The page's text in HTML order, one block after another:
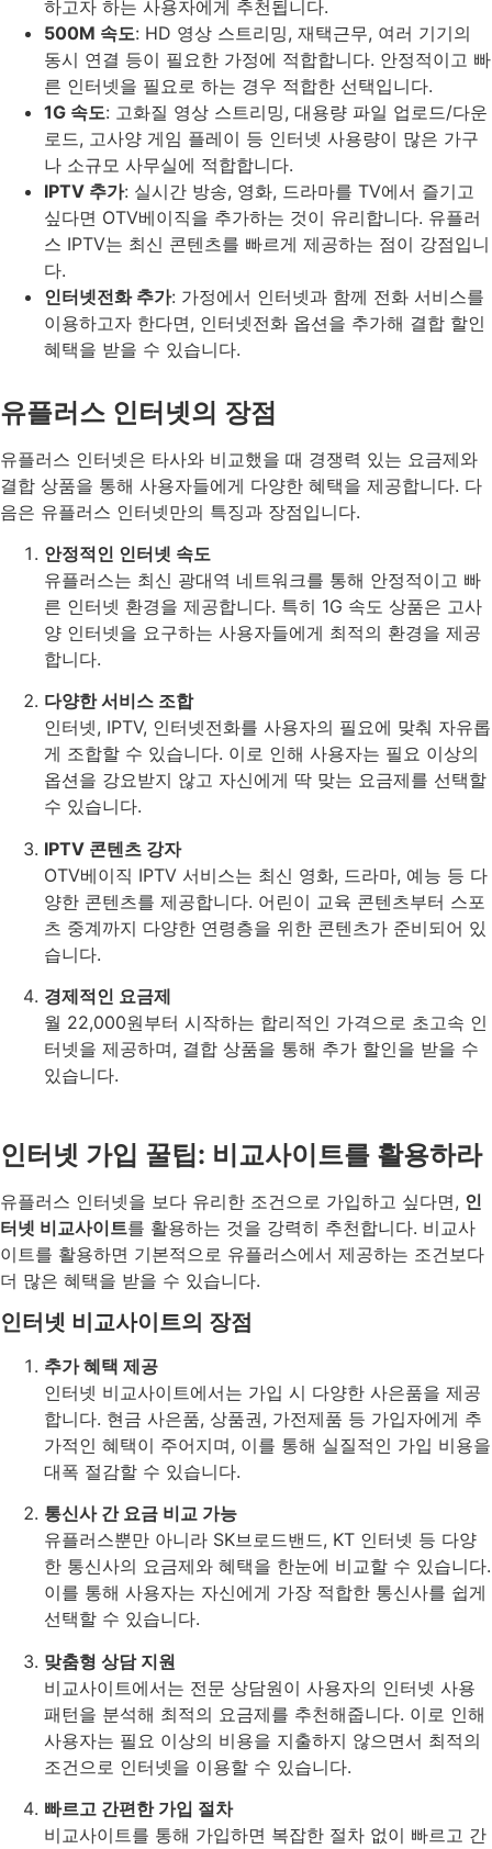
하고자 하는 사용자에게 추천됩니다.
500M 속도: HD 영상 스트리밍, 재택근무, 여러 기기의
동시 연결 등이 필요한 가정에 적합합니다. 안정적이고 빠
른 인터넷을 필요로 하는 경우 적합한 선택입니다.
1G 속도: 고화질 영상 스트리밍, 대용량 파일 업로드/다운
로드, 고사양 게임 플레이 등 인터넷 사용량이 많은 가구
나 소규모 사무실에 적합합니다.
IPTV 추가: 실시간 방송, 영화, 드라마를 TV에서 즐기고
싶다면 OTV베이직을 추가하는 것이 유리합니다. 유플러
스 IPTV는 최신 콘텐츠를 빠르게 제공하는 점이 강점입니
다.
인터넷전화 추가: 가정에서 인터넷과 함께 전화 서비스를
이용하고자 한다면, 인터넷전화 옵션을 추가해 결합 할인
혜택을 받을 수 있습니다.
유플러스 인터넷의 장점
유플러스 인터넷은 타사와 비교했을 때 경쟁력 있는 요금제와
결합 상품을 통해 사용자들에게 다양한 혜택을 제공합니다. 다
음은 유플러스 인터넷만의 특징과 장점입니다.
안정적인 인터넷 속도
유플러스는 최신 광대역 네트워크를 통해 안정적이고 빠
른 인터넷 환경을 제공합니다. 특히 1G 속도 상품은 고사
양 인터넷을 요구하는 사용자들에게 최적의 환경을 제공
합니다.
다양한 서비스 조합
인터넷, IPTV, 인터넷전화를 사용자의 필요에 맞춰 자유롭
게 조합할 수 있습니다. 이로 인해 사용자는 필요 이상의
옵션을 강요받지 않고 자신에게 딱 맞는 요금제를 선택할
수 있습니다.
IPTV 콘텐츠 강자
OTV베이직 IPTV 서비스는 최신 영화, 드라마, 예능 등 다
양한 콘텐츠를 제공합니다. 어린이 교육 콘텐츠부터 스포
츠 중계까지 다양한 연령층을 위한 콘텐츠가 준비되어 있
습니다.
경제적인 요금제
월 22,000원부터 시작하는 합리적인 가격으로 초고속 인
터넷을 제공하며, 결합 상품을 통해 추가 할인을 받을 수
있습니다.
인터넷 가입 꿀팁: 비교사이트를 활용하라
유플러스 인터넷을 보다 유리한 조건으로 가입하고 싶다면, 인
터넷 비교사이트를 활용하는 것을 강력히 추천합니다. 비교사
이트를 활용하면 기본적으로 유플러스에서 제공하는 조건보다
더 많은 혜택을 받을 수 있습니다.
인터넷 비교사이트의 장점
추가 혜택 제공
인터넷 비교사이트에서는 가입 시 다양한 사은품을 제공
합니다. 현금 사은품, 상품권, 가전제품 등 가입자에게 추
가적인 혜택이 주어지며, 이를 통해 실질적인 가입 비용을
대폭 절감할 수 있습니다.
통신사 간 요금 비교 가능
유플러스뿐만 아니라 SK브로드밴드, KT 인터넷 등 다양
한 통신사의 요금제와 혜택을 한눈에 비교할 수 있습니다.
이를 통해 사용자는 자신에게 가장 적합한 통신사를 쉽게
선택할 수 있습니다.
맞춤형 상담 지원
비교사이트에서는 전문 상담원이 사용자의 인터넷 사용
패턴을 분석해 최적의 요금제를 추천해줍니다. 이로 인해
사용자는 필요 이상의 비용을 지출하지 않으면서 최적의
조건으로 인터넷을 이용할 수 있습니다.
빠르고 간편한 가입 절차
비교사이트를 통해 가입하면 복잡한 절차 없이 빠르고 간